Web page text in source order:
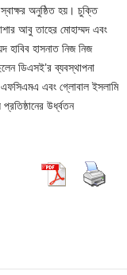
অনুষ্ঠিত হয়। চুক্তি
আবু তাহের মোহাম্মদ এবং
হাবিব হাসনাত নিজ নিজ
ডিএসই’র ব্যবস্থাপনা
এবং গ্লোবাল ইসলামি
উর্ধ্বতন